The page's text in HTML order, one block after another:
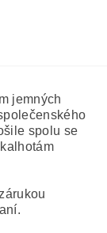
jemných
spolu se